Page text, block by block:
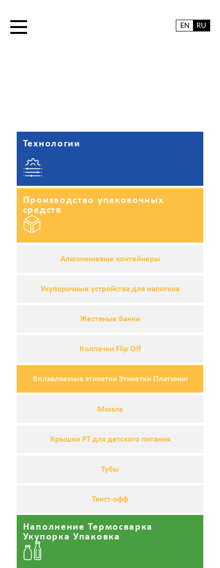
EN RU
Технологии
Производство упаковочных
средств
Алюминиевые контейнеры
Укупорочные устройства для напитков
Жестяные банки
Колпачки Flip Off
Вплавляемые этикетки Этикетки Платинки
Мюзле
Крышки PT для детского питания
Тубы
Твист-офф
Наполнение Термосварка
Укупорка Упаковка